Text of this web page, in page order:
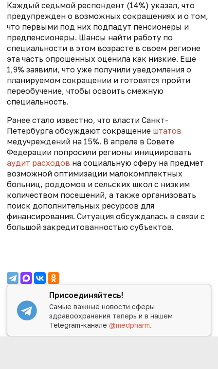
Каждый седьмой респондент (14%) указал, что
предупрежден о возможных сокращениях и о том,
что первыми под них подпадут пенсионеры и
предпенсионеры. Шансы найти работу по
специальности в этом возрасте в своем регионе
эта часть опрошенных оценила как низкие. Еще
1,9% заявили, что уже получили уведомления о
планируемом сокращении и готовятся пройти
переобучение, чтобы освоить смежную
специальность.
Ранее стало известно, что власти Санкт-
Петербурга обсуждают сокращение штатов
медучреждений на 15%. В апреле в Совете
Федерации попросили регионы инициировать
аудит расходов на социальную сферу на предмет
возможной оптимизации малокомплектных
больниц, роддомов и сельских школ с низким
количеством посещений, а также организовать
поиск дополнительных ресурсов для
финансирования. Ситуация обсуждалась в связи с
большой закредитованностью субъектов.
Присоединяйтесь!
Самые важные новости сферы
здравоохранения теперь и в нашем
Telegram-канале@medpharm.